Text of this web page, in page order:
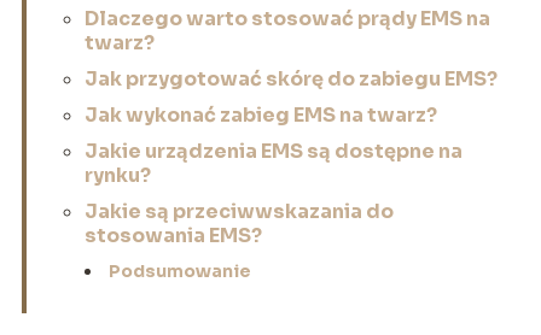
Dlaczego warto stosować prądy EMS na
twarz?
Jak przygotować skórę do zabiegu EMS?
Jak wykonać zabieg EMS na twarz?
Jakie urządzenia EMS są dostępne na
rynku?
Jakie są przeciwwskazania do
stosowania EMS?
Podsumowanie